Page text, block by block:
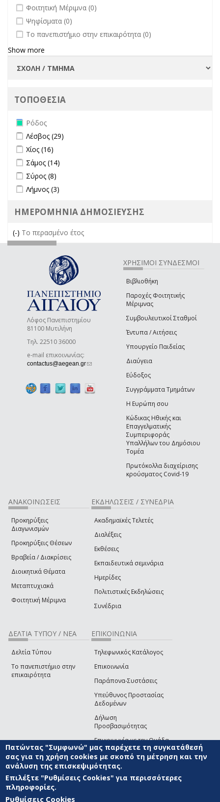
undefined
Φοιτητική Μέριμνα (0)
undefined
Ψηφίσματα (0)
undefined
Το πανεπιστήμιο στην επικαιρότητα (0)
Show more
ΤΟΠΟΘΕΣΙΑ
Remove Ρόδος filter
Ρόδος
Apply Λέσβος filter
Λέσβος (29)
Apply Χίος filter
Χίος (16)
Apply Σάμος filter
Σάμος (14)
Apply Σύρος filter
Σύρος (8)
Apply Λήμνος filter
Λήμνος (3)
ΗΜΕΡΟΜΗΝΙΑ ΔΗΜΟΣΙΕΥΣΗΣ
(-) Remove Το περασμένο έτος filter
Το περασμένο έτος
Λόφος Πανεπιστημίου
81100 Μυτιλήνη
Τηλ. 22510 36000
e-mail επικοινωνίας:
contactus@aegean.gr(link sends e-mail)
ΧΡΗΣΙΜΟΙ ΣΥΝΔΕΣΜΟΙ
Βιβλιοθήκη
Παροχές Φοιτητικής
Μέριμνας
Συμβουλευτικοί Σταθμοί
Έντυπα / Αιτήσεις
Υπουργείο Παιδείας
Διαύγεια
Εύδοξος
Συγγράμματα Τμημάτων
Η Ευρώπη σου
Κώδικας Ηθικής και
Επαγγελματικής
Συμπεριφοράς
Υπαλλήλων του Δημόσιου
Τομέα
Πρωτόκολλα διαχείρισης
κρούσματος Covid-19
ΑΝΑΚΟΙΝΩΣΕΙΣ
Προκηρύξεις
Διαγωνισμών
Προκηρύξεις Θέσεων
Βραβεία / Διακρίσεις
Διοικητικά Θέματα
Μεταπτυχιακά
Φοιτητική Μέριμνα
ΕΚΔΗΛΩΣΕΙΣ / ΣΥΝΕΔΡΙΑ
Ακαδημαϊκές Τελετές
Διαλέξεις
Εκθέσεις
Εκπαιδευτικά σεμινάρια
Ημερίδες
Πολιτιστικές Εκδηλώσεις
Συνέδρια
ΔΕΛΤΙΑ ΤΥΠΟΥ / ΝΕΑ
Δελτία Τύπου
Το πανεπιστήμιο στην
επικαιρότητα
ΕΠΙΚΟΙΝΩΝΙΑ
Τηλεφωνικός Κατάλογος
Επικοινωνία
Παράπονα-Συστάσεις
Υπεύθυνος Προστασίας
Δεδομένων
Δήλωση
Προσβασιμότητας
Επικοινωνία με την Ομάδα
Ανάπτυξης του site(link sends e-mail)
© ΠΑΝΕΠΙΣΤΗΜΙΟ ΑΙΓΑΙΟΥ ΟΡΟΙ ΧΡΗΣΗΣ
ΑΝΑΠΤΥΞΗΣ
Πατώντας "Συμφωνώ" μας παρέχετε τη συγκατάθεσή
σας για τη χρήση cookies με σκοπό τη μέτρηση και την
ανάλυση της επισκεψιμότητας.
Επιλέξτε "Ρυθμίσεις Cookies" για περισσότερες
πληροφορίες.
Ρυθμίσεις Cookies